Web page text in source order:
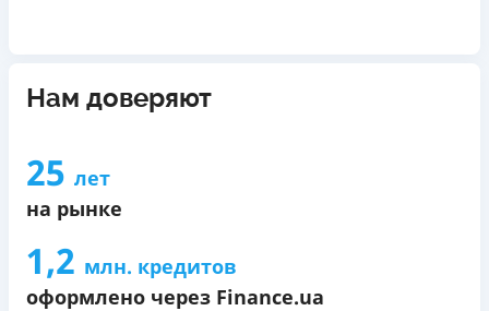
Нам доверяют
25 лет
на рынке
1,2 млн. кредитов
оформлено через Finance.ua